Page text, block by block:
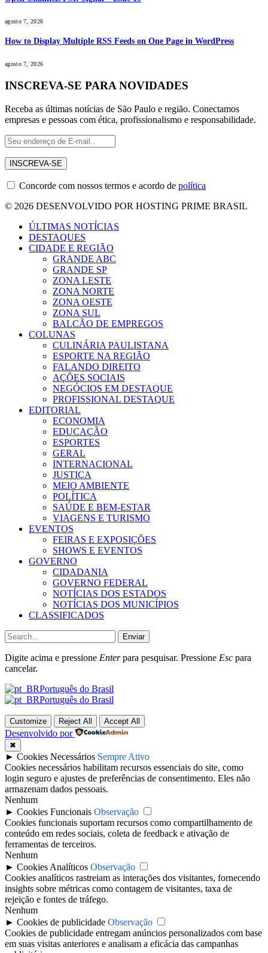
agosto 7, 2026
How to Display Multiple RSS Feeds on One Page in WordPress
agosto 7, 2026
INSCREVA-SE PARA NOVIDADES
Receba as últimas notícias de São Paulo e região. Conectamos
empresas e pessoas com ética, profissionalismo e responsabilidade.
Concorde com nossos termos e acordo de política
© 2026 DESENVOLVIDO POR HOSTING PRIME BRASIL
ÚLTIMAS NOTÍCIAS
DESTAQUES
CIDADE E REGIÃO
GRANDE ABC
GRANDE SP
ZONA LESTE
ZONA NORTE
ZONA OESTE
ZONA SUL
BALCÃO DE EMPREGOS
COLUNAS
CULINÁRIA PAULISTANA
ESPORTE NA REGIÃO
FALANDO DIREITO
AÇÕES SOCIAIS
NEGÓCIOS EM DESTAQUE
PROFISSIONAL DESTAQUE
EDITORIAL
ECONOMIA
EDUCAÇÃO
ESPORTES
GERAL
INTERNACIONAL
JUSTIÇA
MEIO AMBIENTE
POLÍTICA
SAÚDE E BEM-ESTAR
VIAGENS E TURISMO
EVENTOS
FEIRAS E EXPOSIÇÕES
SHOWS E EVENTOS
GOVERNO
CIDADANIA
GOVERNO FEDERAL
NOTÍCIAS DOS ESTADOS
NOTÍCIAS DOS MUNICÍPIOS
CLASSIFICADOS
Enviar
Digite acima e pressione Enterpara pesquisar. Pressione Esc para
cancelar.
Português do Brasil
Português do Brasil
Customize Reject All Accept All
Desenvolvido por
✖
► Cookies Necessários Sempre Ativo
Cookies necessários habilitam recursos essenciais do site, como
login seguro e ajustes de preferências de consentimento. Eles não
armazenam dados pessoais.
Nenhum
► Cookies Funcionais Observação
Cookies funcionais suportam recursos como compartilhamento de
conteúdo em redes sociais, coleta de feedback e ativação de
ferramentas de terceiros.
Nenhum
► Cookies Analíticos Observação
Cookies analíticos rastreiam as interações dos visitantes, fornecendo
insights sobre métricas como contagem de visitantes, taxa de
rejeição e fontes de tráfego.
Nenhum
► Cookies de publicidade Observação
Cookies de publicidade entregam anúncios personalizados com base
em suas visitas anteriores e analisam a eficácia das campanhas